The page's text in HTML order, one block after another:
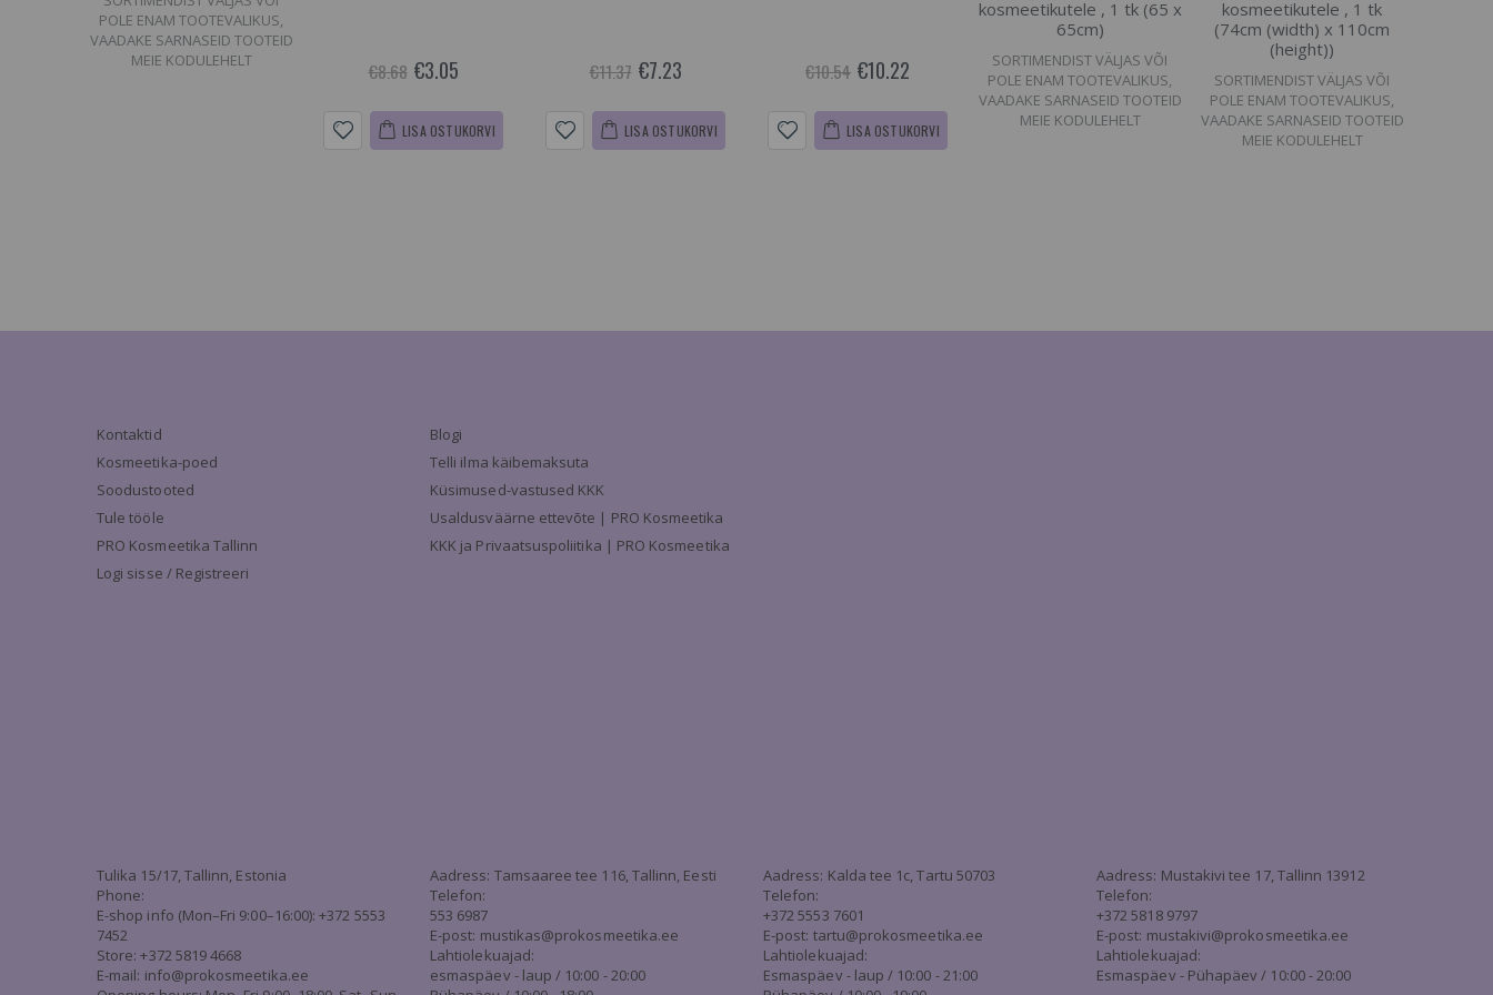
POLE ENAM TOOTEVALIKUS,
VAADAKE SARNASEID TOOTEID
MEIE KODULEHELT
€8.68 €3.05
LISA OSTUKORVI
€11.37 €7.23
LISA OSTUKORVI
€10.54 €10.22
LISA OSTUKORVI
kosmeetikutele , 1 tk (65 x
65cm)
SORTIMENDIST VÄLJAS VÕI
POLE ENAM TOOTEVALIKUS,
VAADAKE SARNASEID TOOTEID
MEIE KODULEHELT
kosmeetikutele , 1 tk
(74cm (width) x 110cm
(height))
SORTIMENDIST VÄLJAS VÕI
POLE ENAM TOOTEVALIKUS,
VAADAKE SARNASEID TOOTEID
MEIE KODULEHELT
Kontaktid
Kosmeetika-poed
Soodustooted
Tule tööle
PRO Kosmeetika Tallinn
Logi sisse / Registreeri
Blogi
Telli ilma käibemaksuta
Küsimused-vastused KKK
Usaldusväärne ettevõte | PRO Kosmeetika
KKK ja Privaatsuspoliitika | PRO Kosmeetika
Tulika 15/17, Tallinn, Estonia
Phone:
E-shop info (Mon–Fri 9:00–16:00): +372 5553
7452
Store: +372 5819 4668
E-mail: info@prokosmeetika.ee
Aadress: Tamsaaree tee 116, Tallinn, Eesti
Telefon:
553 6987
E-post: mustikas@prokosmeetika.ee
Lahtiolekuajad:
esmaspäev - laup / 10:00 - 20:00
Aadress: Kalda tee 1c, Tartu 50703
Telefon:
+372 5553 7601
E-post: tartu@prokosmeetika.ee
Lahtiolekuajad:
Esmaspäev - laup / 10:00 - 21:00
Aadress: Mustakivi tee 17, Tallinn 13912
Telefon:
+372 5818 9797
E-post: mustakivi@prokosmeetika.ee
Lahtiolekuajad:
Esmaspäev - Pühapäev / 10:00 - 20:00